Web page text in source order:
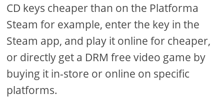
CD keys cheaper than on the Platforma
Steam for example, enter the key in the
Steam app, and play it online for cheaper,
or directly get a DRM free video game by
buying it in-store or online on specific
platforms.